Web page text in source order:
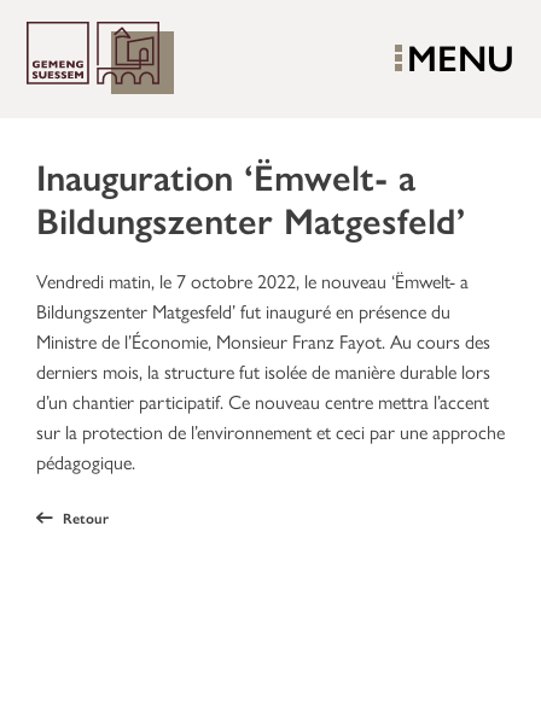
MENU
Inauguration ‘Ëmwelt- a
Bildungszenter Matgesfeld’
Vendredi matin, le 7 octobre 2022, le nouveau ‘Ëmwelt- a
Bildungszenter Matgesfeld’ fut inauguré en présence du
Ministre de l’Économie, Monsieur Franz Fayot. Au cours des
derniers mois, la structure fut isolée de manière durable lors
d’un chantier participatif. Ce nouveau centre mettra l’accent
sur la protection de l’environnement et ceci par une approche
pédagogique.
Retour